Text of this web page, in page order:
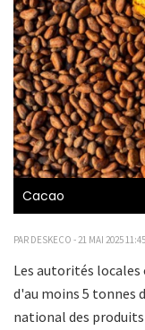
Cacao
PAR DESKECO - 21 MAI 2025
Les autorités locales
d'au moins 5 tonnes
national des produits